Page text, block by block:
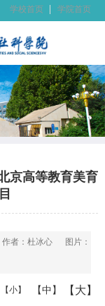
学校首页 学院首页
京高等教育美育
作者：杜冰心 图片：
【小】 【中】 【大】